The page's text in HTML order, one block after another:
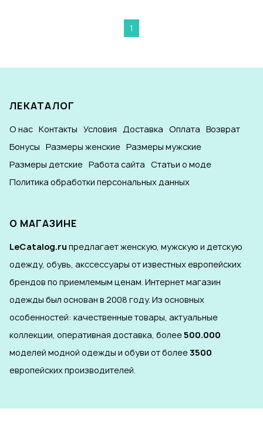
1
ЛЕКАТАЛОГ
О нас Контакты Условия Доставка Оплата Возврат
Бонусы Размеры женские Размеры мужские
Размеры детские Работа сайта Статьи о моде
Политика обработки персональных данных
О МАГАЗИНЕ
LeCatalog.ru предлагает женскую, мужскую и детскую
одежду, обувь, акссессуары от известных европейских
брендов по приемлемым ценам. Интернет магазин
одежды был основан в 2008 году. Из основных
особенностей: качественные товары, актуальные
коллекции, оперативная доставка, более500.000
моделей модной одежды и обуви от более3500
европейских производителей.